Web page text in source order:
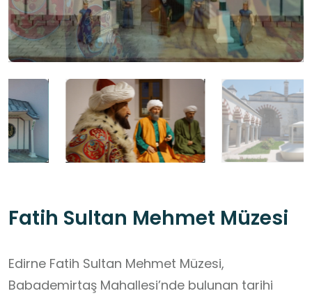
Fatih Sultan Mehmet Müzesi
Edirne Fatih Sultan Mehmet Müzesi,
Babademirtaş Mahallesi’nde bulunan tarihi